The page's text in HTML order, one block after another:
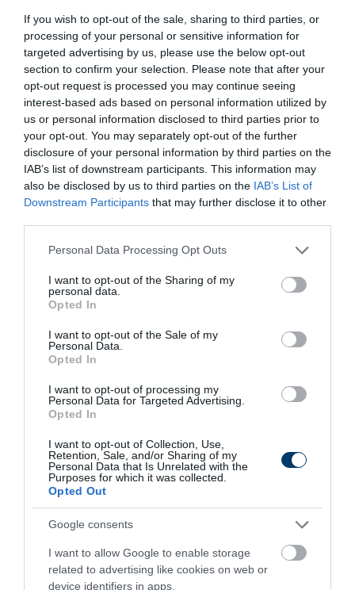
If you wish to opt-out of the sale, sharing to third parties, or
processing of your personal or sensitive information for
targeted advertising by us, please use the below opt-out
section to confirm your selection. Please note that after your
opt-out request is processed you may continue seeing
interest-based ads based on personal information utilized by
us or personal information disclosed to third parties prior to
your opt-out. You may separately opt-out of the further
disclosure of your personal information by third parties on the
IAB’s list of downstream participants. This information may
also be disclosed by us to third parties on the IAB’s List of
Downstream Participants that may further disclose it to other
Please note that this website/app uses one or more Google
not limited to your visit or usage behaviour. You may click to
grant or deny consent to Google and its third-party tags to
use your data for below specified purposes in below Google
consent section.
Personal Data Processing Opt Outs
I want to opt-out of the Sharing of my
personal data.
Opted In
I want to opt-out of the Sale of my
Personal Data.
Opted In
I want to opt-out of processing my
Personal Data for Targeted Advertising.
Opted In
I want to opt-out of Collection, Use,
Retention, Sale, and/or Sharing of my
Personal Data that Is Unrelated with the
Purposes for which it was collected.
Opted Out
Google consents
I want to allow Google to enable storage
related to advertising like cookies on web or
device identifiers in apps.
Fungus Dries Up And Falls Off After The
First Use
362 138 165
From Your Body!
201 196 268
4 h 57 min